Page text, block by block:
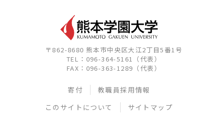
〒862-8680 熊本市中央区大江2丁目5番1号
TEL：096-364-5161（代表）
FAX：096-363-1289（代表）
寄付
教職員採用情報
このサイトについて
サイトマップ